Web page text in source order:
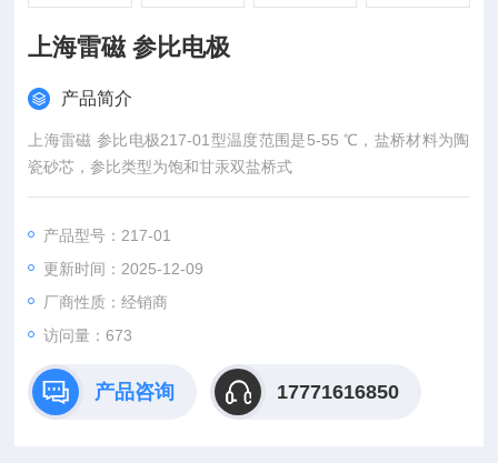
上海雷磁 参比电极
产品简介
上海雷磁 参比电极217-01型温度范围是5-55 ℃，盐桥材料为陶
瓷砂芯，参比类型为饱和甘汞双盐桥式
产品型号：217-01
更新时间：2025-12-09
厂商性质：经销商
访问量：673
产品咨询 17771616850